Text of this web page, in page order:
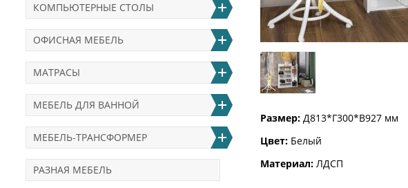
Размер: Д813*Г300*В927 мм
Цвет: Белый
Материал: ЛДСП
КОМПЬЮТЕРНЫЕ СТОЛЫ
ОФИСНАЯ МЕБЕЛЬ
МАТРАСЫ
МЕБЕЛЬ ДЛЯ ВАННОЙ
МЕБЕЛЬ-ТРАНСФОРМЕР
РАЗНАЯ МЕБЕЛЬ